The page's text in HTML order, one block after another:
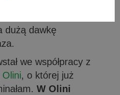
dużą dawkę
we współpracy z
Olini, o której już
W Olini